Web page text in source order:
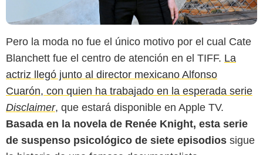
Pero la moda no fue el único motivo por el cual Cate
Blanchett fue el centro de atención en el TIFF. La
actriz llegó junto al director mexicano Alfonso
Cuarón, con quien ha trabajado en la esperada serie
Disclaimer, que estará disponible en Apple TV.
Basada en la novela de Renée Knight, esta serie
de suspenso psicológico de siete episodios sigue